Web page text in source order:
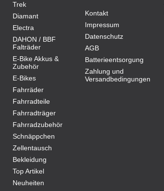
Trek
Diamant
Electra
DAHON / BBF
Falträder
E-Bike Akkus &
Zubehör
E-Bikes
Fahrräder
Fahrradteile
Fahrradträger
Fahrradzubehör
Schnäppchen
Zellentausch
Bekleidung
Top Artikel
Neuheiten
Kontakt
Impressum
Datenschutz
AGB
Batterieentsorgung
Zahlung und
Versandbedingungen